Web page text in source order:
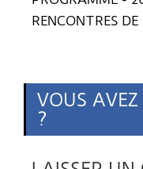
RENCONTRES
VOUS
?